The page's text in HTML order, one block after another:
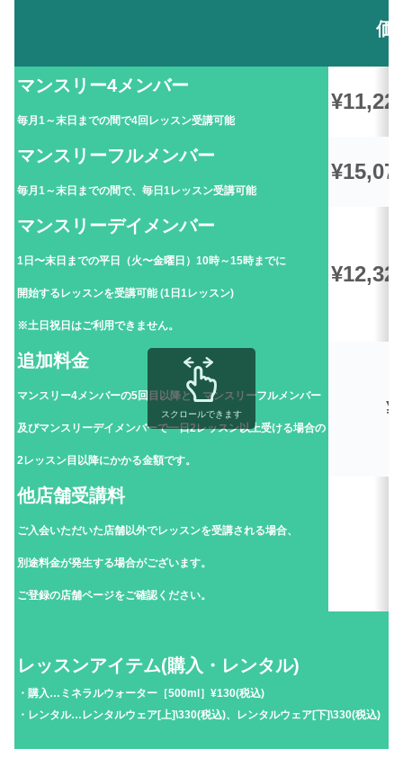
価
マンスリー4メンバー
毎月1～末日までの間で4回レッスン受講可能
マンスリーフルメンバー
毎月1～末日までの間で、毎日1レッスン受講可能
マンスリーデイメンバー
1日〜末日までの平日（火〜金曜日）10時～15時までに
開始するレッスンを受講可能 (1日1レッスン)
※土日祝日はご利用できません。
追加料金
マンスリー4メンバーの5回目以降と、マンスリーフルメンバー
及びマンスリーデイメンバーで一日2レッスン以上受ける場合の
2レッスン目以降にかかる金額です。
他店舗受講料
ご入会いただいた店舗以外でレッスンを受講される場合、
別途料金が発生する場合がございます。
ご登録の店舗ページをご確認ください。
レッスンアイテム(購入・レンタル)
・購入…ミネラルウォーター［500ml］¥130(税込)
・レンタル…レンタルウェア[上]\330(税込)、レンタルウェア[下]\330(税込)
スクロールできます